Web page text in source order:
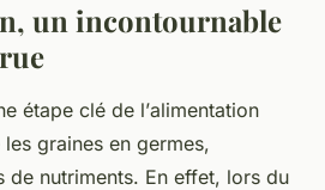
un incontournable
étape clé de l’alimentation
graines en germes,
de nutriments. En effet, lors du